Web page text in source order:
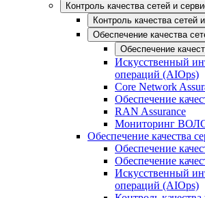
Контроль качества сетей и
Контроль качества сетей
Обеспечение качества
Обеспечение
Искусственный
операций (AIOps)
Core Network
Обеспечение
RAN Assurance
Мониторинг
Обеспечение качества
Обеспечение
Обеспечение
Искусственный
операций (AIOps)